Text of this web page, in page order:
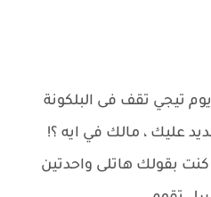
تيجي تقف فى البلكونة
عليك ، مالك في ايه ؟!
بقولك هاتلى واحدتين